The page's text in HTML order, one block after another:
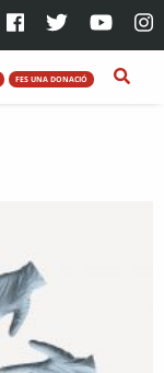
FES UNA DONACIÓ